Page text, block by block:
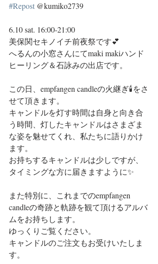
#Repost @kumiko2739
6.10 sat. 16:00-21:00
美保関セキノイチ前夜祭です💕
へるんの小窓さんにてmaki makiハンド
ヒーリング＆石詠みの出店です。
この日、empfangen candleの火継ぎ🕯をさ
せて頂きます。
キャンドルを灯す時間は自身と向き合
う時間、灯したキャンドルはさまざま
な姿を魅せてくれ、私たちに語りかけ
ます。
お持ちするキャンドルは少しですが、
タイミングな方に届きますように✨
また特別に、これまでのempfangen
candleの奇跡と軌跡を観て頂けるアルバ
ムをお持ちします。
ゆっくりご覧ください。
キャンドルのご注文もお受けいたしま
す。